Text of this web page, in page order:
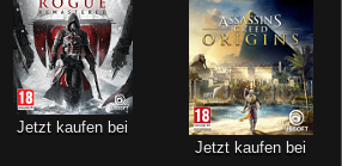
Jetzt kaufen bei
Jetzt kaufen bei